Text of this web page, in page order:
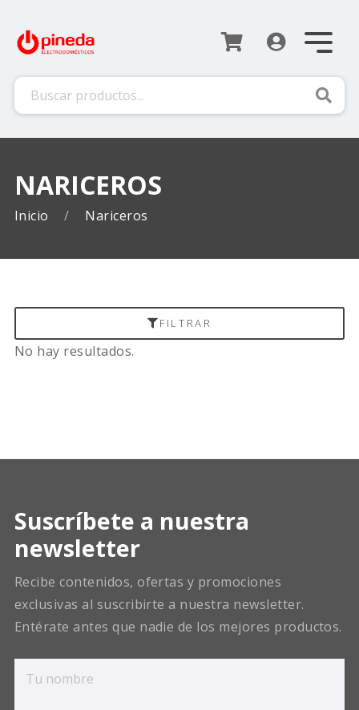
NARICEROS
Inicio Nariceros
FILTRAR
No hay resultados.
Suscríbete a nuestra
newsletter
Recibe contenidos, ofertas y promociones
exclusivas al suscribirte a nuestra newsletter.
Entérate antes que nadie de los mejores productos.